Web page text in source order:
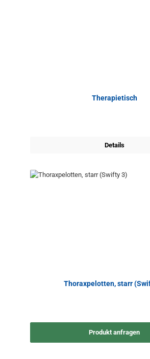
Therapietisch
Details
Thoraxpelotten, starr
Produkt anfragen